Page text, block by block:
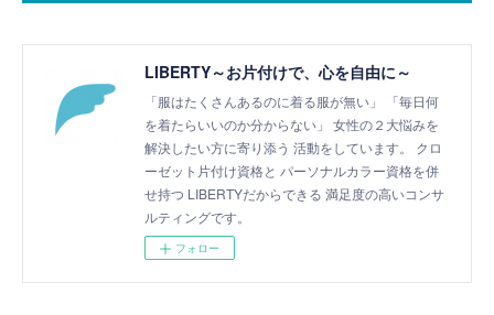
LIBERTY～お片付けで、心を自由に～
「服はたくさんあるのに着る服が無い」 「毎日何
を着たらいいのか分からない」 女性の２大悩みを
解決したい方に寄り添う 活動をしています。 クロ
ーゼット片付け資格と パーソナルカラー資格を併
せ持つ LIBERTYだからできる 満足度の高いコンサ
ルティングです。
フォロー